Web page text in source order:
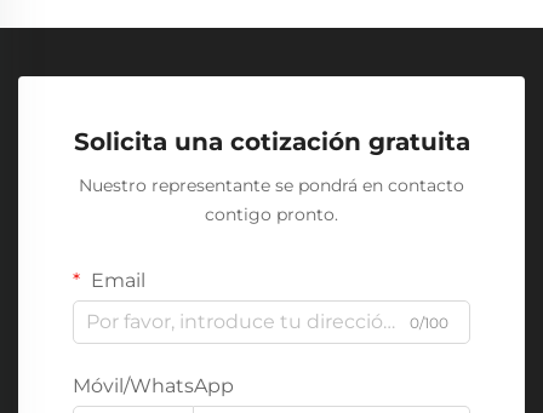
Solicita una cotización gratuita
Nuestro representante se pondrá en contacto
contigo pronto.
Email
0/100
Móvil/WhatsApp